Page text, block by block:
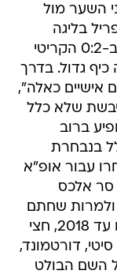
השער מול
בליגה
הספרדית, אחרי שכבש את הראשון ב-0:2 הקריטי
במחזור ה-33. "זה כיף גדול. בדרך
אישיים כאלה",
שלא כלל
ברוב
בנבחרת
עבור אופ"א
סר אלכס
ולמרות שחתם
בנובמבר האחרון על חוזה באתלטיקו עד 2018, חצי
דורטמונד,
השם הבולט